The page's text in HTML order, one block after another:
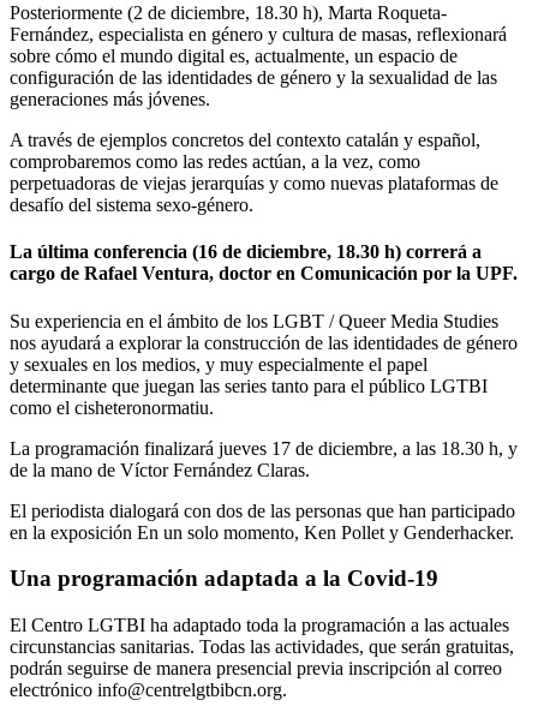
Posteriormente (2 de diciembre, 18.30 h), Marta Roqueta-
Fernández, especialista en género y cultura de masas, reflexionará
sobre cómo el mundo digital es, actualmente, un espacio de
configuración de las identidades de género y la sexualidad de las
generaciones más jóvenes.
A través de ejemplos concretos del contexto catalán y español,
comprobaremos como las redes actúan, a la vez, como
perpetuadoras de viejas jerarquías y como nuevas plataformas de
desafío del sistema sexo-género.
La última conferencia (16 de diciembre, 18.30 h) correrá a
cargo de Rafael Ventura, doctor en Comunicación por la UPF.
Su experiencia en el ámbito de los LGBT / Queer Media Studies
nos ayudará a explorar la construcción de las identidades de género
y sexuales en los medios, y muy especialmente el papel
determinante que juegan las series tanto para el público LGTBI
como el cisheteronormatiu.
La programación finalizará jueves 17 de diciembre, a las 18.30 h, y
de la mano de Víctor Fernández Claras.
El periodista dialogará con dos de las personas que han participado
en la exposición En un solo momento, Ken Pollet y Genderhacker.
Una programación adaptada a la Covid-19
El Centro LGTBI ha adaptado toda la programación a las actuales
circunstancias sanitarias. Todas las actividades, que serán gratuitas,
podrán seguirse de manera presencial previa inscripción al correo
electrónico info@centrelgtbibcn.org.